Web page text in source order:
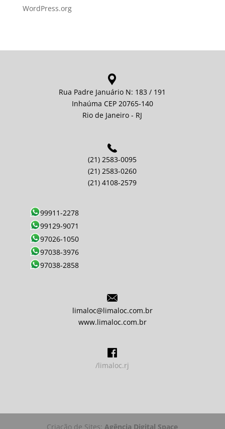
WordPress.org
Rua Padre Januário N: 183 / 191
Inhaúma CEP 20765-140
Rio de Janeiro - RJ
(21) 2583-0095
(21) 2583-0260
(21) 4108-2579
99911-2278
99129-9071
97026-1050
97038-3976
97038-2858
limaloc@limaloc.com.br
www.limaloc.com.br
/limaloc.rj
Criação de Sites: Agência Digital Space